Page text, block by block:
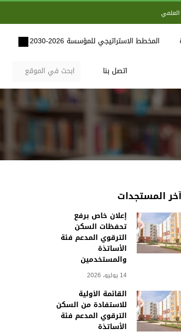
المخطط الاستراتيجي للمؤسسة 2026-2030
اتصل بنا
آخر المستجدات
إعلان خاص برفع
تحفظات السكن
الترقوي المدعم فئة
الأساتذة
والمستخدمين
14 يوليو، 2026
القائمة الأولية
للاستفادة من السكن
الترقوي المدعم فئة
الأساتذة